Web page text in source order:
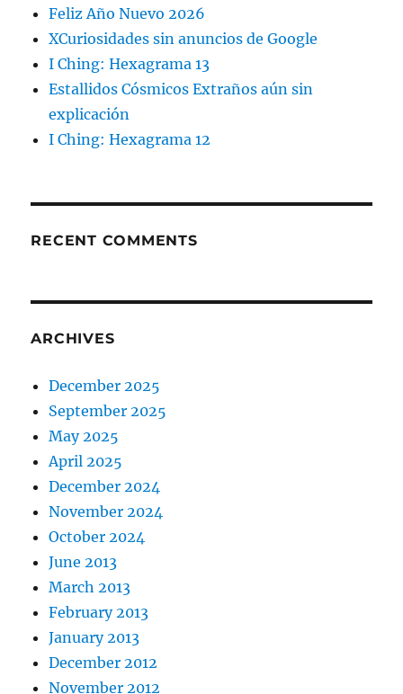
Feliz Año Nuevo 2026
XCuriosidades sin anuncios de Google
I Ching: Hexagrama 13
Estallidos Cósmicos Extraños aún sin
explicación
I Ching: Hexagrama 12
RECENT COMMENTS
ARCHIVES
December 2025
September 2025
May 2025
April 2025
December 2024
November 2024
October 2024
June 2013
March 2013
February 2013
January 2013
December 2012
November 2012